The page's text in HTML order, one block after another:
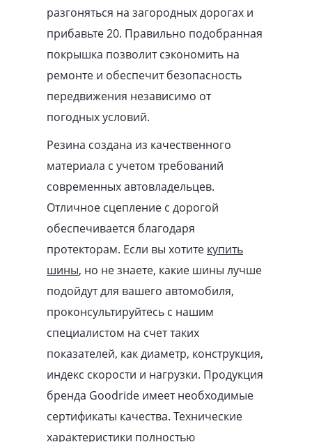
разгоняться на загородных дорогах и
прибавьте 20. Правильно подобранная
покрышка позволит сэкономить на
ремонте и обеспечит безопасность
передвижения независимо от
погодных условий.
Резина создана из качественного
материала с учетом требований
современных автовладельцев.
Отличное сцепление с дорогой
обеспечивается благодаря
протекторам. Если вы хотите купить
шины, но не знаете, какие шины лучше
подойдут для вашего автомобиля,
проконсультируйтесь с нашим
специалистом на счет таких
показателей, как диаметр, конструкция,
индекс скорости и нагрузки. Продукция
бренда Goodride имеет необходимые
сертификаты качества. Технические
характеристики полностью